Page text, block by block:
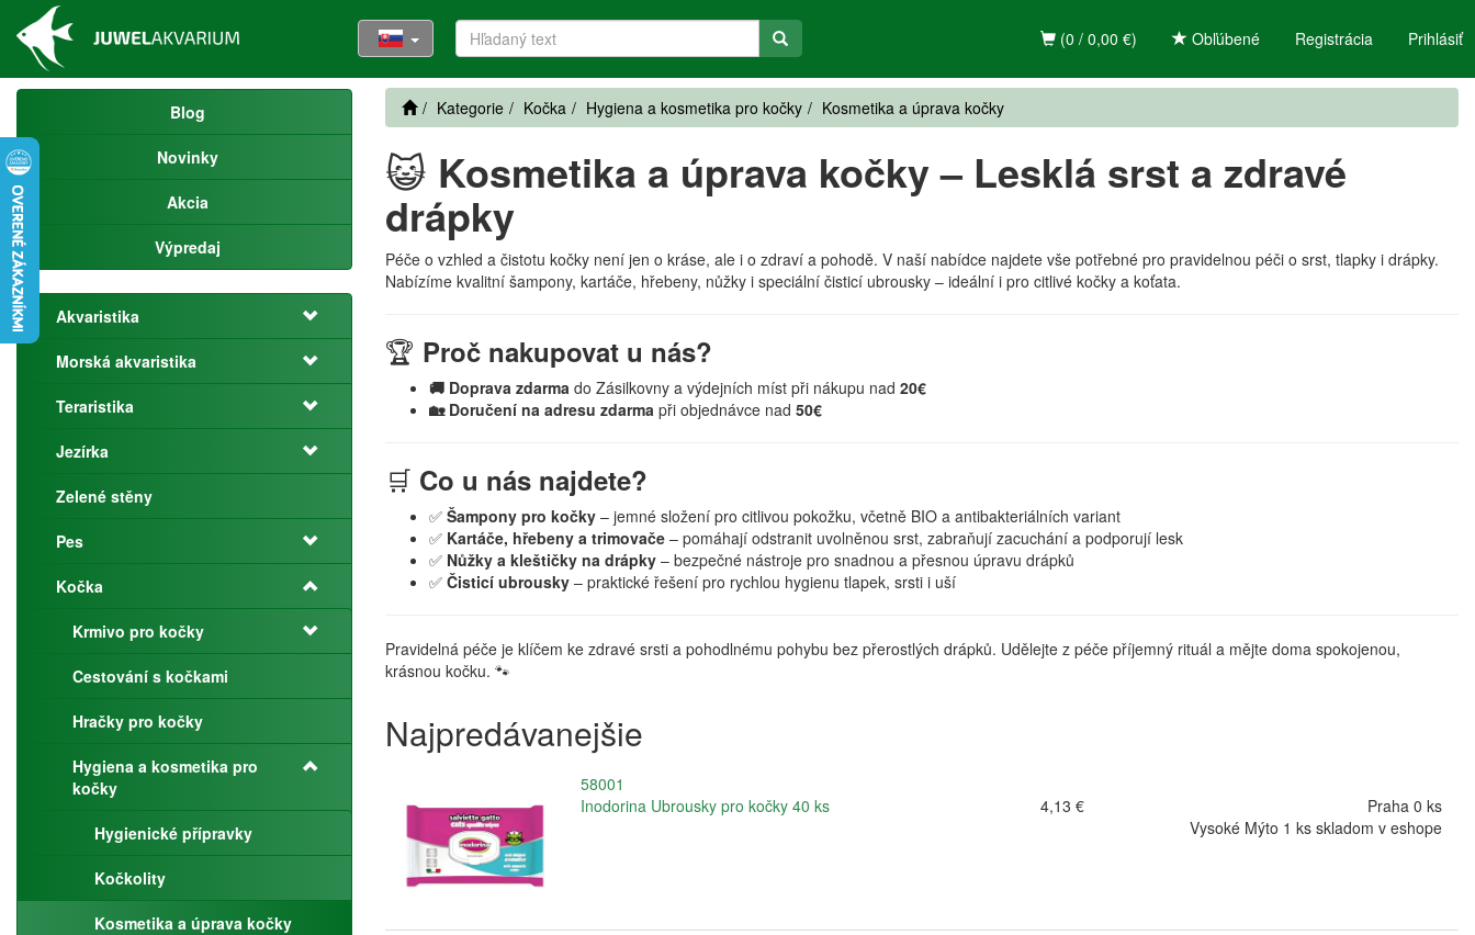
Registrácia Prihlásiť
(0 / 0,00 €) Obľúbené
Blog
Novinky
Akcia
Výpredaj
Akvaristika
Morská akvaristika
Teraristika
Jezírka
Zelené stěny
Pes
Kočka
Krmivo pro kočky
Cestování s kočkami
Hračky pro kočky
Hygiena a kosmetika pro
kočky
Hygienické přípravky
Kočkolity
Kosmetika a úprava kočky
Kategorie Kočka Hygiena a kosmetika pro kočky Kosmetika a úprava kočky
😺 Kosmetika a úprava kočky – Lesklá srst a zdravé
drápky
Péče o vzhled a čistotu kočky není jen o kráse, ale i o zdraví a pohodě. V naší nabídce najdete vše potřebné pro pravidelnou péči o srst, tlapky i drápky.
Nabízíme kvalitní šampony, kartáče, hřebeny, nůžky i speciální čisticí ubrousky – ideální i pro citlivé kočky a koťata.
🏆 Proč nakupovat u nás?
🚚 Doprava zdarma do Zásilkovny a výdejních míst při nákupu nad 20€
🏡 Doručení na adresu zdarma při objednávce nad 50€
🛒 Co u nás najdete?
✅ Šampony pro kočky – jemné složení pro citlivou pokožku, včetně BIO a antibakteriálních variant
✅ Kartáče, hřebeny a trimovače – pomáhají odstranit uvolněnou srst, zabraňují zacuchání a podporují lesk
✅ Nůžky a kleštičky na drápky – bezpečné nástroje pro snadnou a přesnou úpravu drápků
✅ Čisticí ubrousky – praktické řešení pro rychlou hygienu tlapek, srsti i uší
Pravidelná péče je klíčem ke zdravé srsti a pohodlnému pohybu bez přerostlých drápků. Udělejte z péče příjemný rituál a mějte doma spokojenou,
krásnou kočku. 🐾
Najpredávanejšie
58001
Inodorina Ubrousky pro kočky 40 ks
4,13 €
Praha 0 ks
Vysoké Mýto 1 ks skladom v eshope